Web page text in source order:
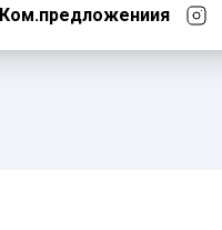
Ком.предложениия